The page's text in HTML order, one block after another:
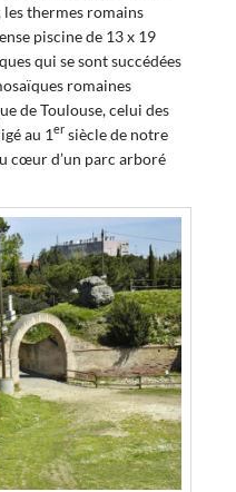
les thermes romains
piscine de 13 x 19
qui se sont succédées
romaines
de Toulouse, celui des
au 1er siècle de notre
cœur d’un parc arboré